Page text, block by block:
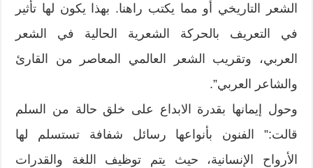
الشعر التاريخي أو مما يكتب راهنا. بهذا يكون لها تأثير
في التعريف بالحركة الشعرية الحالية في الشعر
العربي، وتقريب الشعر العالمي المعاصر من القارئ
والشاعر العربي”.
وحول إيمانها بقدرة الابداع على خلق حالة من السلم
قالت:” الفنون بأنواعها رسائل شفافة تستسلم لها
الأرواح الإنسانية، حيث يتم توظيف اللغة والقدرات